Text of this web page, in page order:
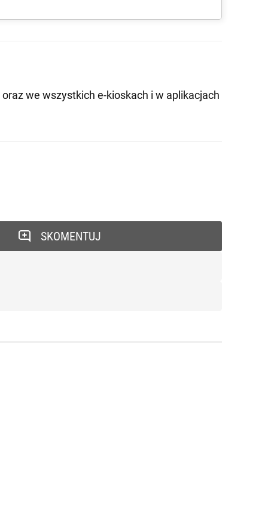
oraz we wszystkich e-kioskach i w aplikacjach
SKOMENTUJ